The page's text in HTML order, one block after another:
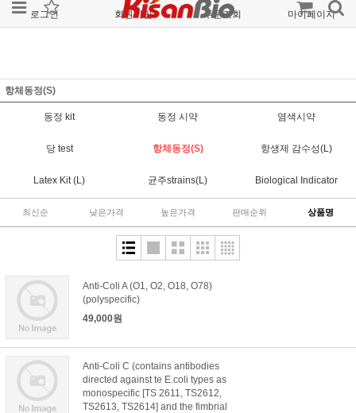
로그인 회원가입 주문조회 마이페이지
항체동정(S)
동정 kit 동정 시약 염색시약
당 test 항체동정(S) 항생제 감수성(L)
Latex Kit (L) 균주strains(L) Biological Indicator
최신순 낮은가격 높은가격 판매순위 상품명
Anti-Coli A (O1, O2, O18, O78)
(polyspecific)
49,000원
Anti-Coli C (contains antibodies
directed against te E.coli types as
monospecific [TS 2611, TS2612,
TS2613, TS2614] and the fimbrial